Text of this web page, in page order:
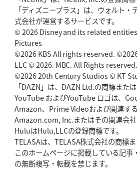
「悲運の闘将」宮地克実氏死去 熱血指導で
2026年4月30日(木)更新
BR東京、「ユニバーサルデー」の意義「特
ゴール
2026年4月23日(木)更新
元代表ラピース、今季限りで引退「クボタ
2026年4月16日(木)更新
BL東京「強化拠点」を「共有財産」に新ク
た空間」
「ディズニープラス」は、ウォルト
式会社が運営するサービスです。
© 2026 Disney and its related
Pictures
©2026 KBS All rights reserved. ©2026
LLC © 2026. MBC. All Rights reserved.
©2026 20th Century Studios © KT
「DAZN」は、DAZN Ltd.の商標また
YouTube およびYouTube ロゴは、
Amazon、Prime Videoおよび関連す
Amazon.com, Inc.またはその関連会社
HuluはHulu,LLCの登録商標です。
TELASAは、TELASA株式会社の商標ま
このホームページに掲載している記事
の無断複写・転載を禁じます。